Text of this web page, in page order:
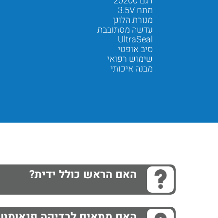
מתח ‎3.5V
מנורת הלוגן
עדשה מסתובבת
UltraSeal
סיב אופטי
שימוש רפואי
מבנה איכותי
האם הראש כולל ידית?